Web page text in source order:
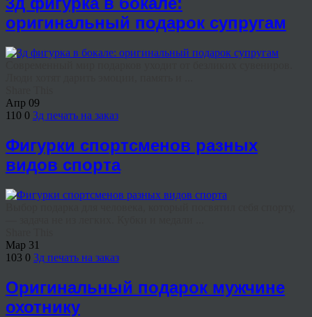
оригинальный подарок супругам
Апр 09
110 0 3д печать на заказ
Фигурки спортсменов разных
видов спорта
Мар 31
103 0 3д печать на заказ
Оригинальный подарок мужчине
охотнику